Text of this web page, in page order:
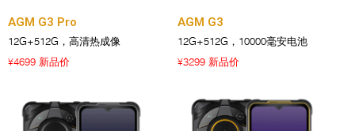
AGM G3 Pro
12G+512G，高清热成像
¥4699 新品价
AGM G3
12G+512G，10000毫安电池
¥3299 新品价